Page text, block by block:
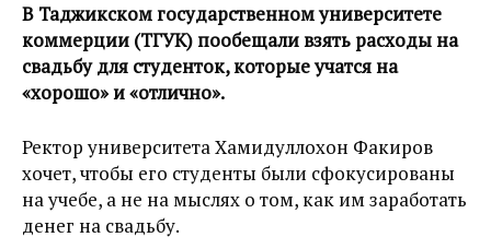
В Таджикском государственном университете
коммерции (ТГУК) пообещали взять расходы на
свадьбу для студенток, которые учатся на
«хорошо» и «отлично».
Ректор университета Хамидуллохон Факиров
хочет, чтобы его студенты были сфокусированы
на учебе, а не на мыслях о том, как им заработать
денег на свадьбу.